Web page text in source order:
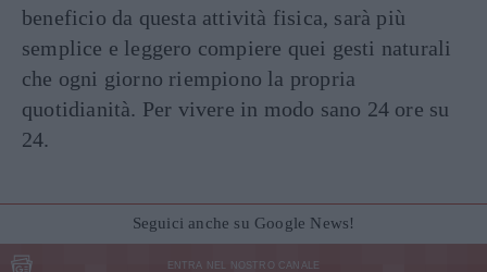
beneficio da questa attività fisica, sarà più
semplice e leggero compiere quei gesti naturali
che ogni giorno riempiono la propria
quotidianità. Per vivere in modo sano 24 ore su
24.
Seguici anche su Google News!
ENTRA NEL NOSTRO CANALE